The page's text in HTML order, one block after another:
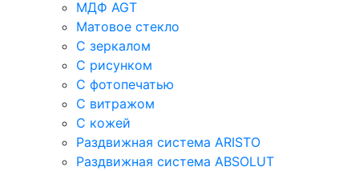
МДФ AGT
Матовое стекло
С зеркалом
С рисунком
С фотопечатью
С витражом
С кожей
Раздвижная система ARISTO
Раздвижная система ABSOLUT